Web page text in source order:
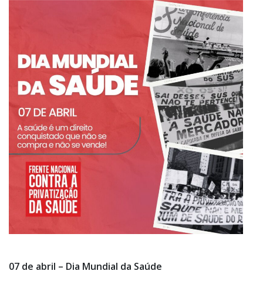
07 de abril – Dia Mundial da Saúde